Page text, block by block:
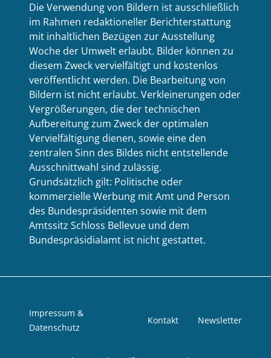
Die Verwendung von Bildern ist ausschließlich
im Rahmen redaktioneller Berichterstattung
mit inhaltlichen Bezügen zur Ausstellung
Woche der Umwelt erlaubt. Bilder können zu
diesem Zweck vervielfältigt und kostenlos
veröffentlicht werden. Die Bearbeitung von
Bildern ist nicht erlaubt. Verkleinerungen oder
Vergrößerungen, die der technischen
Aufbereitung zum Zweck der optimalen
Vervielfältigung dienen, sowie eine den
zentralen Sinn des Bildes nicht entstellende
Ausschnittwahl sind zulässig.
Grundsätzlich gilt: Politische oder
kommerzielle Werbung mit Amt und Person
des Bundespräsidenten sowie mit dem
Amtssitz Schloss Bellevue und dem
Bundespräsidialamt ist nicht gestattet.
Impressum &
Datenschutz
Kontakt Newsletter